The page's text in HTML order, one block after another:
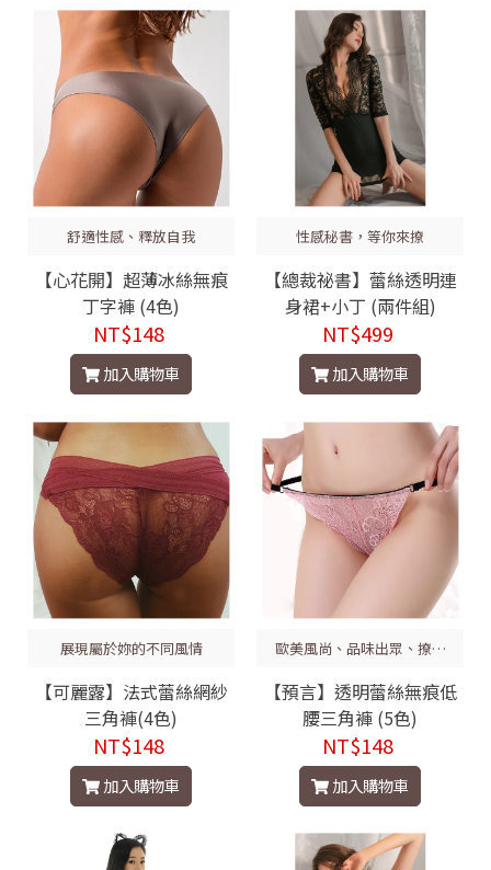
舒適性感、釋放自我
【心花開】超薄冰絲無痕
丁字褲 (4色)
NT$148
加入購物車
性感秘書，等你來撩
【總裁祕書】蕾絲透明連
身裙+小丁 (兩件組)
NT$499
加入購物車
展現屬於妳的不同風情
【可麗露】法式蕾絲網紗
三角褲(4色)
NT$148
加入購物車
歐美風尚、品味出眾、撩人
【預言】透明蕾絲無痕低
腰三角褲 (5色)
NT$148
加入購物車